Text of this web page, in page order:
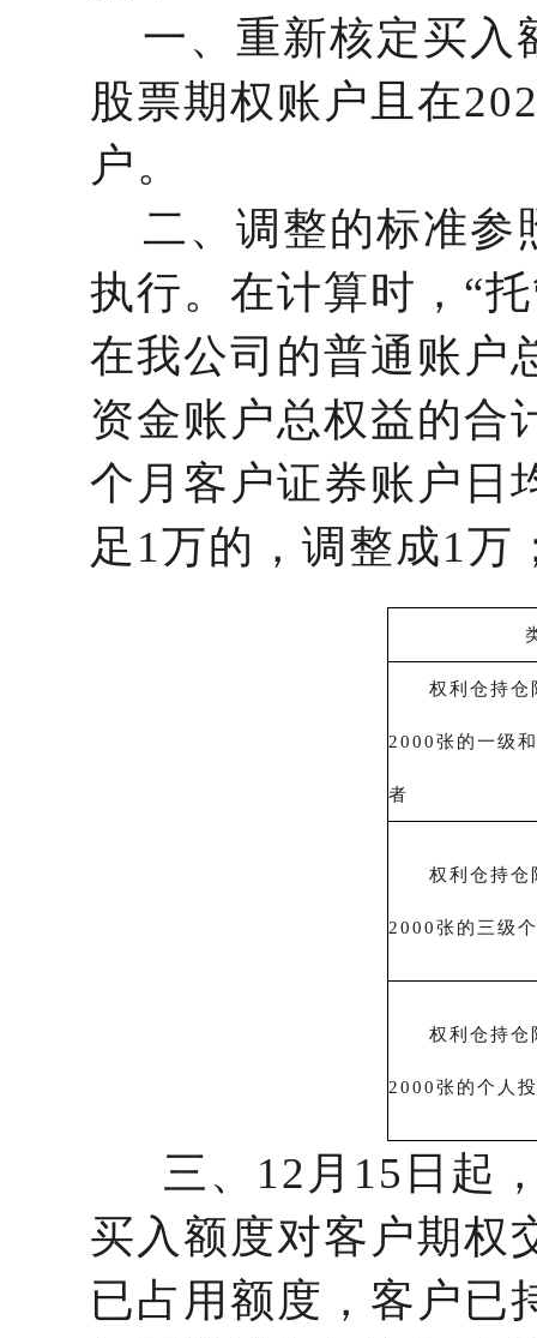
一、重新核定买入
股票期权账户且在
户。
二、调整的标准参
执行。在计算时，“
在我公司的普通账户
资金账户总权益的合
个月客户证券账户日
足1万的，调整成1
类
权利仓持仓
2000张的一级
者
权利仓持仓
2000张的三级
权利仓持仓
2000张的个人
三、12月15日起，
买入额度对客户期权
已占用额度，客户已